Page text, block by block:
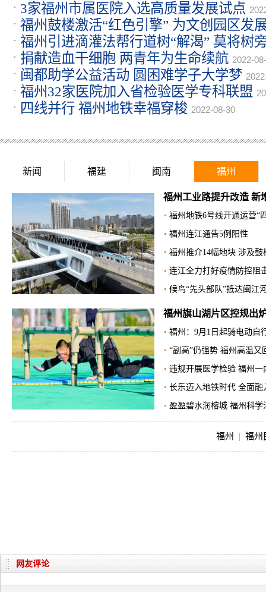
3家福州市属医院入选高质量发展试点
福州鼓楼激活“红色引擎” 为文创园区发
福州引进滴灌法帮行道树“解渴” 莫将树
2022-08-30
捐献造血干细胞 两青年为生命续航 2022-
闽都助学公益活动 圆困难学子大学梦
福州32家医院加入省检验医学专科联盟
四线并行 福州地铁幸福穿梭 2022-08-30
新闻 福建 闽南 福州
福州工业路提升改造 新
福州地铁6号线开通运营“
福州连江通告5例阳性
福州推介14幅地块 涉及鼓
连江全力打好疫情防控阻
候鸟“先头部队”抵达闽江
福州旗山湖片区控规出
福州：​9月1日起骑电动自
“副高”仍强势 福州高温又
违规开展医学检验 福州一
长乐迈入地铁时代 全面
盈盈碧水润榕城 福州科学
福州 | 福州
网友评论